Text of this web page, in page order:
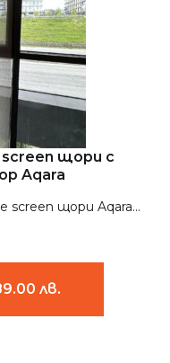
щори с
Aqara
щори Aqara...
лв.